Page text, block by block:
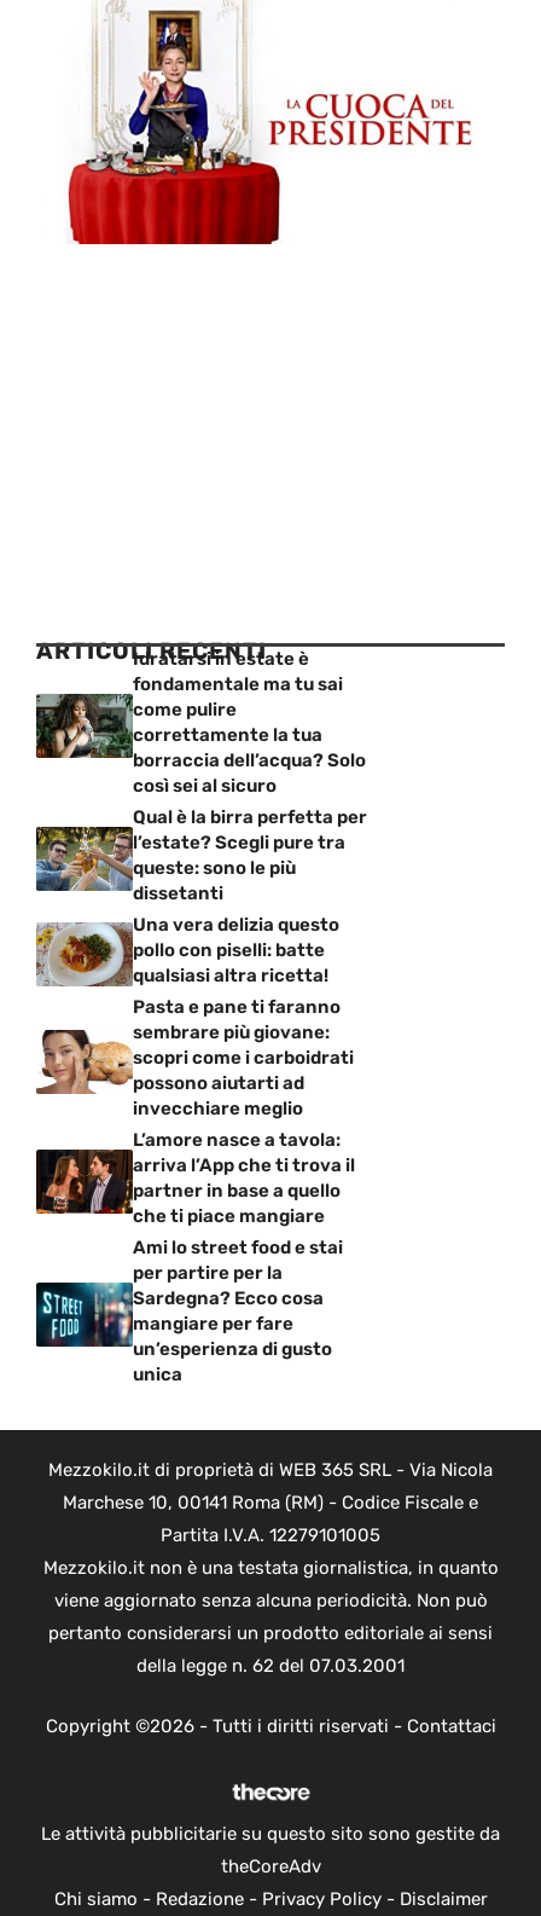
ARTICOLI RECENTI
Idratarsi in estate è
fondamentale ma tu sai
come pulire
correttamente la tua
borraccia dell’acqua? Solo
così sei al sicuro
Qual è la birra perfetta per
l’estate? Scegli pure tra
queste: sono le più
dissetanti
Una vera delizia questo
pollo con piselli: batte
qualsiasi altra ricetta!
Pasta e pane ti faranno
sembrare più giovane:
scopri come i carboidrati
possono aiutarti ad
invecchiare meglio
L’amore nasce a tavola:
arriva l’App che ti trova il
partner in base a quello
che ti piace mangiare
Ami lo street food e stai
per partire per la
Sardegna? Ecco cosa
mangiare per fare
un’esperienza di gusto
unica
Mezzokilo.it di proprietà di WEB 365 SRL - Via Nicola
Marchese 10, 00141 Roma (RM) - Codice Fiscale e
Partita I.V.A. 12279101005
Mezzokilo.it non è una testata giornalistica, in quanto
viene aggiornato senza alcuna periodicità. Non può
pertanto considerarsi un prodotto editoriale ai sensi
della legge n. 62 del 07.03.2001
Copyright ©2026 - Tutti i diritti riservati - Contattaci
Le attività pubblicitarie su questo sito sono gestite da
theCoreAdv
Chi siamo - Redazione- Privacy Policy- Disclaimer